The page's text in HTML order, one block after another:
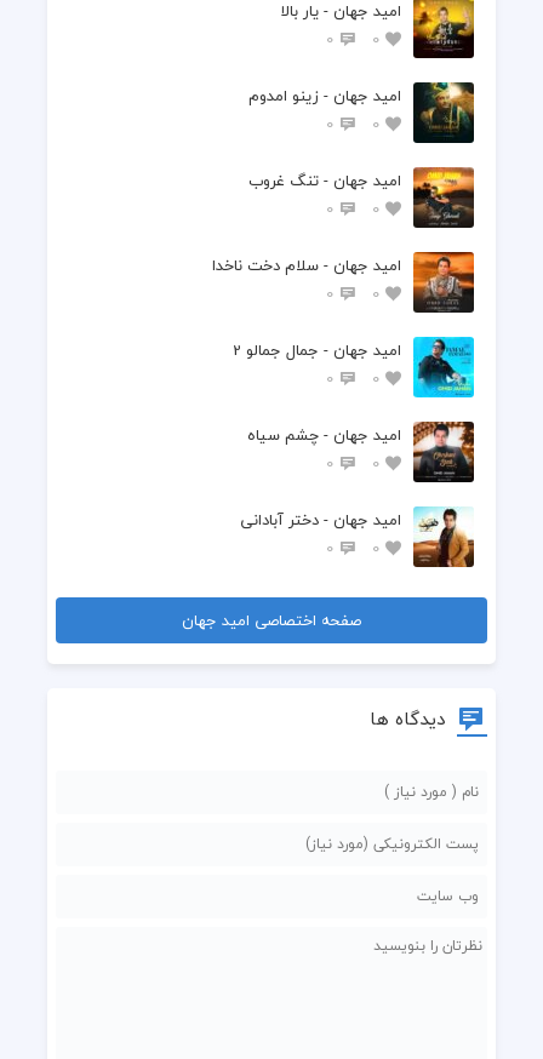
امید جهان - یار بالا
0
0
امید جهان - زینو امدوم
0
0
امید جهان - تنگ غروب
0
0
امید جهان - سلام دخت ناخدا
0
0
امید جهان - جمال جمالو 2
0
0
امید جهان - چشم سیاه
0
0
امید جهان - دختر آبادانی
0
0
صفحه اختصاصی امید جهان
دیدگاه ها